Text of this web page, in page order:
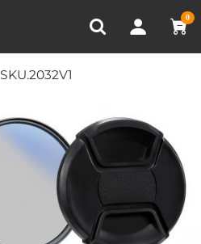
0
Comparar produtos (0)
SKU.2032V1